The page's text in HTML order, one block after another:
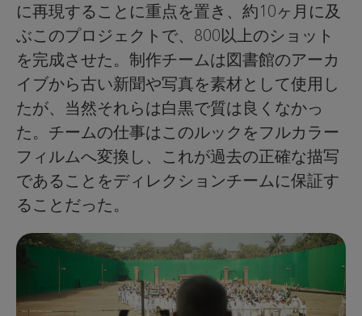
に再現することに重点を置き、約10ヶ月に及
ぶこのプロジェクトで、800以上のショット
を完成させた。制作チームは図書館のアーカ
イブから古い新聞や写真を素材として使用し
たが、当然それらは白黒で質は良くなかっ
た。チームの仕事はこのルックをフルカラー
フィルムへ変換し、これが過去の正確な描写
であることをディレクションチームに保証す
ることだった。